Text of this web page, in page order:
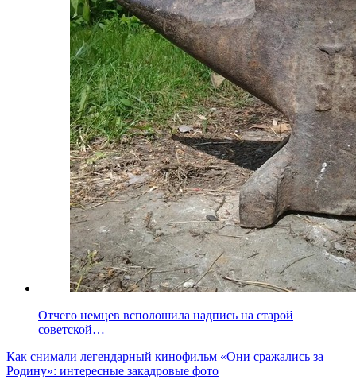
Отчего немцев всполошила надпись на старой
советской…
Как снимали легендарный кинофильм «Они сражались за
Родину»: интересные закадровые фото